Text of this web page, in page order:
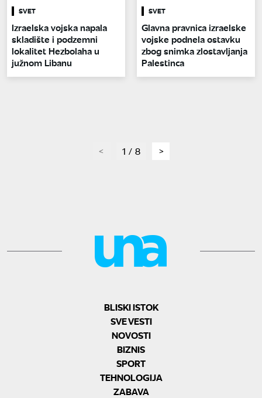
SVET
Izraelska vojska napala
skladište i podzemni
lokalitet Hezbolaha u
južnom Libanu
SVET
Glavna pravnica izraelske
vojske podnela ostavku
zbog snimka zlostavljanja
Palestinca
page1 / 8 page
BLISKI ISTOK
SVE VESTI
NOVOSTI
BIZNIS
SPORT
TEHNOLOGIJA
ZABAVA